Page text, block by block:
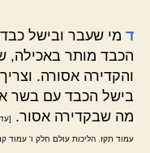
ד מי שעבר ובישל
הכבד מותר באכילה,
והקדירה אסורה.
בישל הכבד עם בשר
מה שבקדירה אסור.
עמוד תקז. הליכות עולם חלק ו' עמוד